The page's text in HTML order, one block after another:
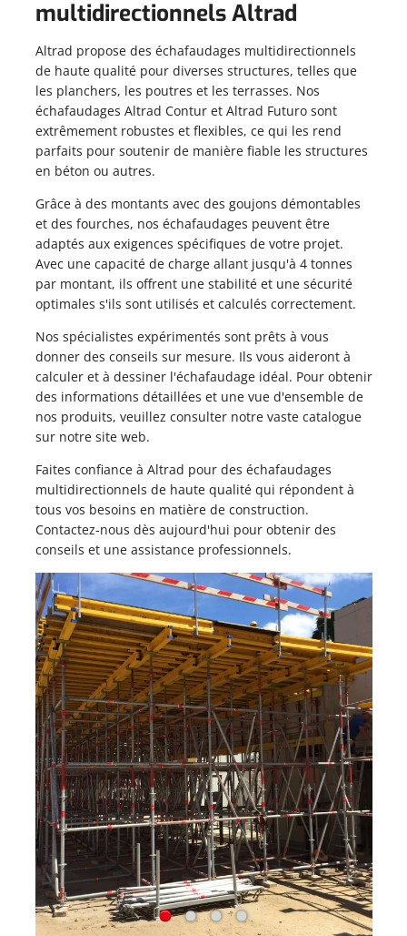
PLANCHES D'ÉCHAFAUDAGE
PASSERELLES DE TRAVAIL
ÉCHAFAUDAGE ROULANT
D'ÉCHAFAUDAGE
DE TRAVAIL
ROULANT
multidirectionnels Altrad
Altrad propose des échafaudages multidirectionnels
de haute qualité pour diverses structures, telles que
les planchers, les poutres et les terrasses. Nos
échafaudages Altrad Contur et Altrad Futuro sont
extrêmement robustes et flexibles, ce qui les rend
parfaits pour soutenir de manière fiable les structures
en béton ou autres.
Grâce à des montants avec des goujons démontables
et des fourches, nos échafaudages peuvent être
adaptés aux exigences spécifiques de votre projet.
Avec une capacité de charge allant jusqu'à 4 tonnes
par montant, ils offrent une stabilité et une sécurité
optimales s'ils sont utilisés et calculés correctement.
Nos spécialistes expérimentés sont prêts à vous
donner des conseils sur mesure. Ils vous aideront à
calculer et à dessiner l'échafaudage idéal. Pour obtenir
des informations détaillées et une vue d'ensemble de
nos produits, veuillez consulter notre vaste catalogue
sur notre site web.
Faites confiance à Altrad pour des échafaudages
multidirectionnels de haute qualité qui répondent à
tous vos besoins en matière de construction.
Contactez-nous dès aujourd'hui pour obtenir des
conseils et une assistance professionnels.